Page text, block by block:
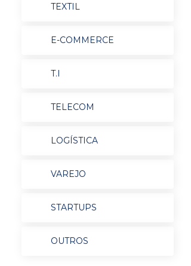
TEXTIL
E-COMMERCE
T.I
TELECOM
LOGÍSTICA
VAREJO
STARTUPS
OUTROS